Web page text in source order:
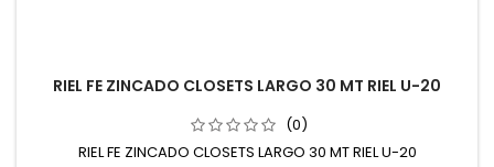
RIEL FE ZINCADO CLOSETS LARGO 30 MT RIEL U-20
(0)
RIEL FE ZINCADO CLOSETS LARGO 30 MT RIEL U-20